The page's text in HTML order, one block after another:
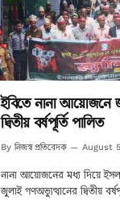
ইবিতে নানা আয়োজনে
দ্বিতীয় বর্ষপূর্তি পালিত
By নিজস্ব প্রতিবেদক August
নানা আয়োজনের মধ্য দিয়ে
জুলাই গণঅভ্যুত্থানের দ্বিতীয়